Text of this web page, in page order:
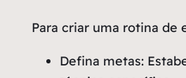
Para criar uma rotina de
Defina metas: